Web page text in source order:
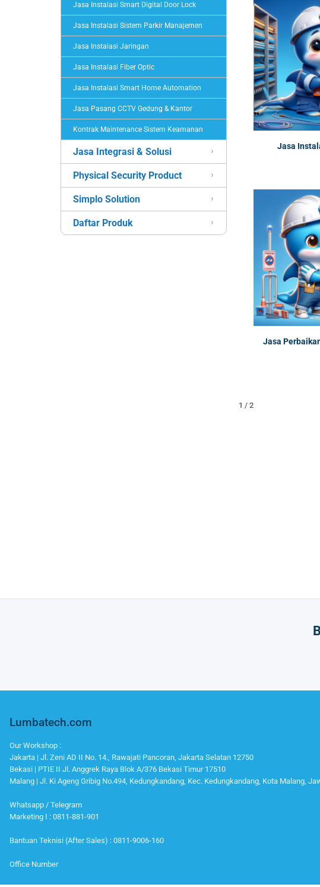
Jasa Instalasi Smart Digital Door Lock
Jasa Instalasi Sistem Parkir Manajemen
Jasa Instalasi Jaringan
Jasa Instalasi Fiber Optic
Jasa Instalasi Smart Home Automation
Jasa Pasang CCTV Gedung & Kantor
Kontrak Maintenance Sistem Keamanan
Jasa Integrasi & Solusi
Physical Security Product
Simplo Solution
Daftar Produk
Jasa
Jasa
1 / 2
Lumbatech.com
Our Workshop :
Jakarta | Jl. Zeni AD II No. 14., Rawajati Pancoran, Jakarta Selatan 12750
Bekasi | PTIE II Jl. Anggrek Raya Blok A/376 Bekasi Timur 17510
Malang | Jl. Ki Ageng Gribig No.494, Kedungkandang, Kec. Kedungkandang, Kota Malang,
Whatsapp / Telegram
Marketing I : 0811-881-901
Bantuan Teknisi (After Sales) : 0811-9006-160
Office Number